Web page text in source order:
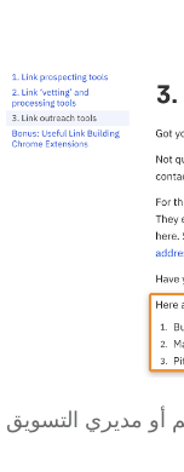
مديري التسويق